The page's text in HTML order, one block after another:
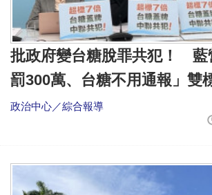
批政府變台糖脫罪共犯！ 藍
罰300萬、台糖不用通報」雙
政治中心／綜合報導